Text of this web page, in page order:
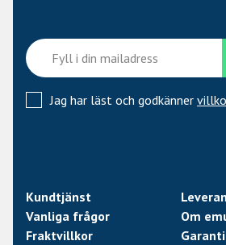
Jag har läst och godkänner
Kundtjänst
Vanliga frågor
Om
Fraktvillkor
Garanti